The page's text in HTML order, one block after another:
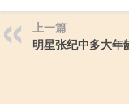
上一篇
明星张纪中多大年